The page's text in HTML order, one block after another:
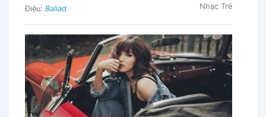
Điệu: Ballad Nhạc Trẻ